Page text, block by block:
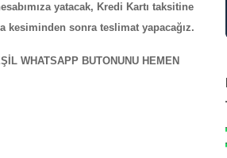
yatacak, Kredi Kartı taksitine
kesiminden sonra teslimat yapacağız.
WHATSAPP BUTONUNU HEMEN